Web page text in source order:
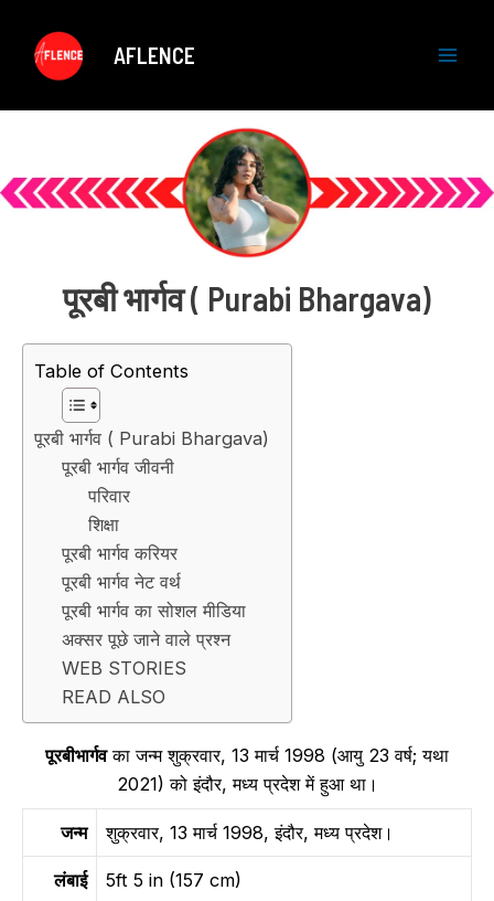
content
AFLENCE
i
पूरबी भार्गव( Purabi Bhargava)
Table of Contents
पूरबी भार्गव ( Purabi Bhargava)
पूरबी भार्गव जीवनी
परिवार
शिक्षा
पूरबी भार्गव करियर
पूरबी भार्गव नेट वर्थ
पूरबी भार्गव का सोशल मीडिया
अक्सर पूछे जाने वाले प्रश्न
WEB STORIES
READ ALSO
पूरबीभार्गवका जन्म शुक्रवार, 13 मार्च 1998 (आयु 23 वर्ष; यथा
2021) को इंदौर, मध्य प्रदेश में हुआ था।
जन्म शुक्रवार, 13 मार्च 1998, इंदौर, मध्य प्रदेश।
लंबाई 5ft 5 in (157 cm)